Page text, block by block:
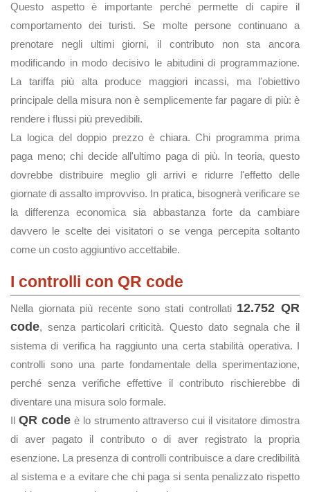
Questo aspetto è importante perché permette di capire il
comportamento dei turisti. Se molte persone continuano a
prenotare negli ultimi giorni, il contributo non sta ancora
modificando in modo decisivo le abitudini di programmazione.
La tariffa più alta produce maggiori incassi, ma l'obiettivo
principale della misura non è semplicemente far pagare di più: è
rendere i flussi più prevedibili.
La logica del doppio prezzo è chiara. Chi programma prima
paga meno; chi decide all'ultimo paga di più. In teoria, questo
dovrebbe distribuire meglio gli arrivi e ridurre l'effetto delle
giornate di assalto improvviso. In pratica, bisognerà verificare se
la differenza economica sia abbastanza forte da cambiare
davvero le scelte dei visitatori o se venga percepita soltanto
come un costo aggiuntivo accettabile.
I controlli con QR code
Nella giornata più recente sono stati controllati 12.752 QR
code, senza particolari criticità. Questo dato segnala che il
sistema di verifica ha raggiunto una certa stabilità operativa. I
controlli sono una parte fondamentale della sperimentazione,
perché senza verifiche effettive il contributo rischierebbe di
diventare una misura solo formale.
Il QR codeè lo strumento attraverso cui il visitatore dimostra
di aver pagato il contributo o di aver registrato la propria
esenzione. La presenza di controlli contribuisce a dare credibilità
al sistema e a evitare che chi paga si senta penalizzato rispetto